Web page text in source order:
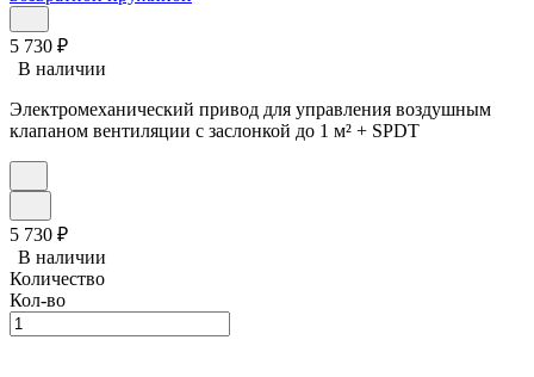
5 730 ₽
В наличии
Электромеханический привод для управления воздушным
клапаном вентиляции с заслонкой до 1 м² + SPDT
5 730 ₽
В наличии
Количество
Кол-во